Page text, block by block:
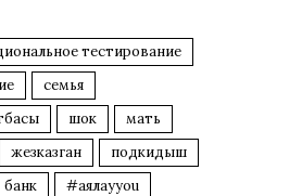
тестирование
семья
шок
мать
жезказган
подкидыш
банк #аялауyou